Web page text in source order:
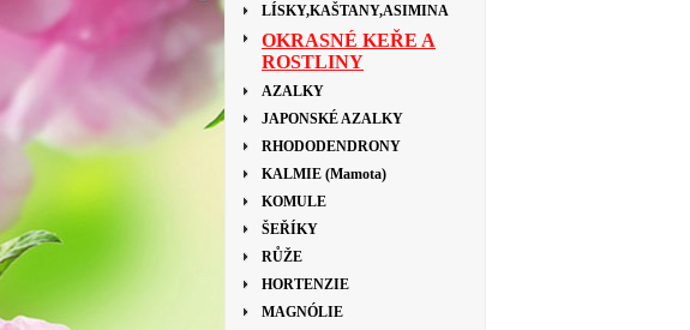
LÍSKY,KAŠTANY,ASIMINA
OKRASNÉ KEŘE A
ROSTLINY
AZALKY
JAPONSKÉ AZALKY
RHODODENDRONY
KALMIE (Mamota)
KOMULE
ŠEŘÍKY
RŮŽE
HORTENZIE
MAGNÓLIE